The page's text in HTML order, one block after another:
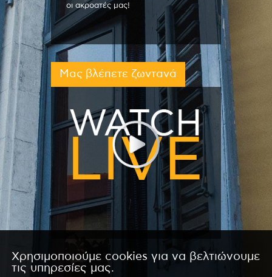
οι ακροατές μας!
Μας βλέπετε ζωντανά
Χρησιμοποιούμε cookies για να βελτιώνουμε
τις υπηρεσίες μας.